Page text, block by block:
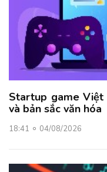
Startup game Việt
và bản sắc văn hóa
18:41 04/08/2026